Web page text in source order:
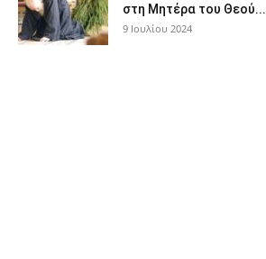
στη Μητέρα του Θεού...
9 Ιουλίου 2024